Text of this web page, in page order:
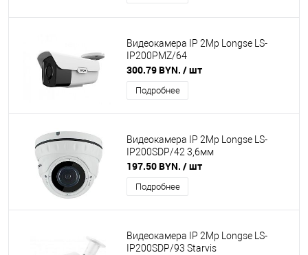
Видеокамера IP 2Mp Longse LS-
IP200PMZ/64
300.79 BYN. / шт
Подробнее
Видеокамера IP 2Mp Longse LS-
IP200SDP/42 3,6мм
197.50 BYN. / шт
Подробнее
Видеокамера IP 2Mp Longse LS-
IP200SDP/93 Starvis